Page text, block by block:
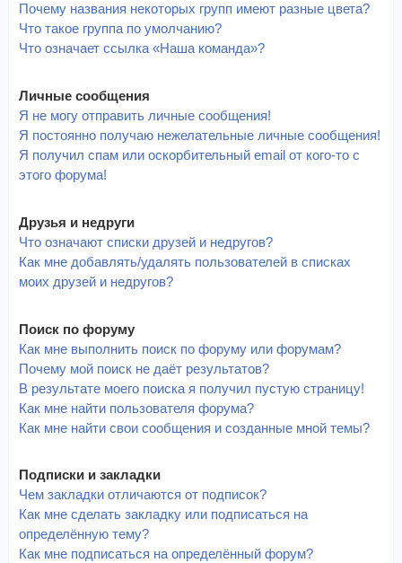
Почему названия некоторых групп имеют разные цвета?
Что такое группа по умолчанию?
Что означает ссылка «Наша команда»?
Личные сообщения
Я не могу отправить личные сообщения!
Я постоянно получаю нежелательные личные сообщения!
Я получил спам или оскорбительный email от кого-то с
этого форума!
Друзья и недруги
Что означают списки друзей и недругов?
Как мне добавлять/удалять пользователей в списках
моих друзей и недругов?
Поиск по форуму
Как мне выполнить поиск по форуму или форумам?
Почему мой поиск не даёт результатов?
В результате моего поиска я получил пустую страницу!
Как мне найти пользователя форума?
Как мне найти свои сообщения и созданные мной темы?
Подписки и закладки
Чем закладки отличаются от подписок?
Как мне сделать закладку или подписаться на
определённую тему?
Как мне подписаться на определённый форум?